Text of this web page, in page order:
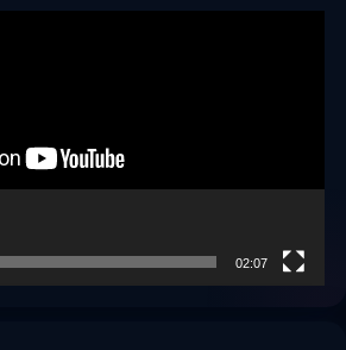
02:07